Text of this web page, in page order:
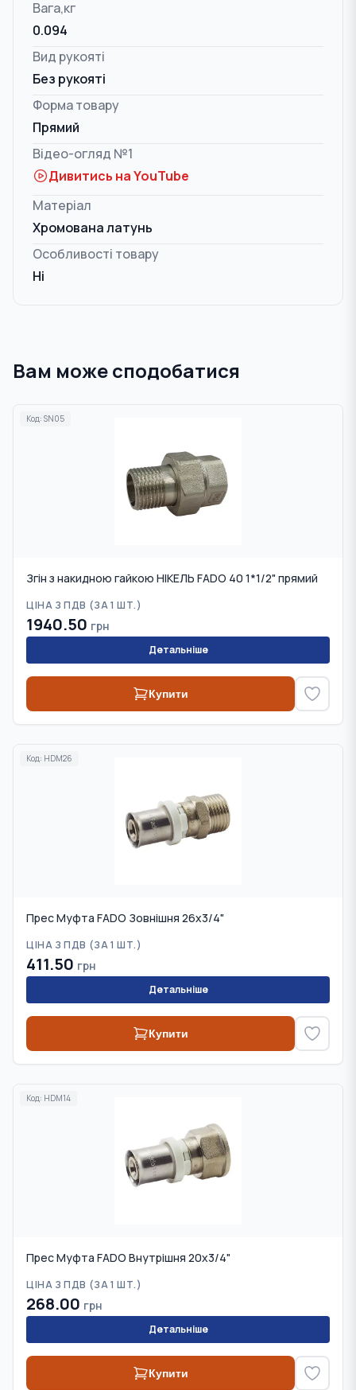
Вага,кг
0.094
Вид рукояті
Без рукояті
Форма товару
Прямий
Відео-огляд №1
Дивитись на YouTube
Матеріал
Хромована латунь
Особливості товару
Ні
Вам може сподобатися
Код: SN05
Згін з накидною гайкою НІКЕЛЬ FADO 40 1*1/2" прямий
ЦІНА З ПДВ (ЗА 1 ШТ.)
1940.50 грн
Детальніше
Купити
Код: HDM26
Прес Муфта FADO Зовнішня 26x3/4"
ЦІНА З ПДВ (ЗА 1 ШТ.)
411.50 грн
Детальніше
Купити
Код: HDM14
Прес Муфта FADO Внутрішня 20х3/4"
ЦІНА З ПДВ (ЗА 1 ШТ.)
268.00 грн
Детальніше
Купити